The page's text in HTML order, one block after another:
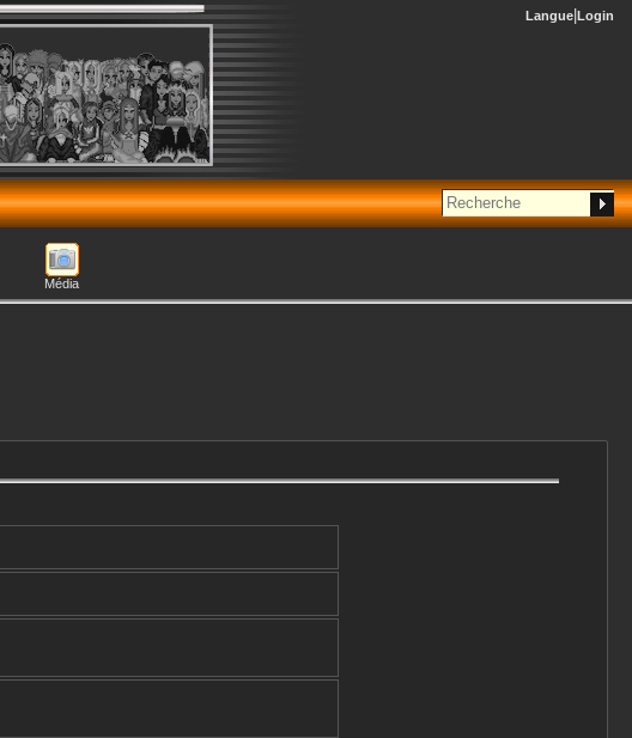
Langue Login
Média